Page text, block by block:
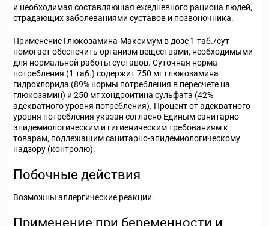
и необходимая составляющая ежедневного рациона людей,
страдающих заболеваниями суставов и позвоночника.
Применение Глюкозамина-Максимум в дозе 1 таб./сут
помогает обеспечить организм веществами, необходимыми
для нормальной работы суставов. Суточная норма
потребления (1 таб.) содержит 750 мг глюкозамина
гидрохлорида (89% нормы потребления в пересчете на
глюкозамин) и 250 мг хондроитина сульфата (42%
адекватного уровня потребления). Процент от адекватного
уровня потребления указан согласно Единым санитарно-
эпидемиологическим и гигиеническим требованиям к
товарам, подлежащим санитарно-эпидемиологическому
надзору (контролю).
Побочные действия
Возможны аллергические реакции.
Применение при беременности и